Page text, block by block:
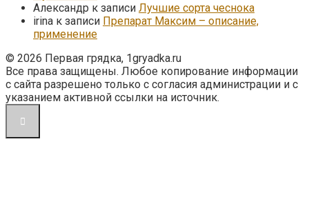
Александр к записи Лучшие сорта чеснока
irina к записи Препарат Максим – описание,
применение
© 2026 Первая грядка, 1gryadka.ru
Все права защищены. Любое копирование информации
с сайта разрешено только с согласия администрации и с
указанием активной ссылки на источник.